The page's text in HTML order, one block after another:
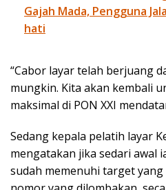
Gajah Mada, Pengguna
hati
“Cabor layar telah berjuang
mungkin. Kita akan kembali
maksimal di PON XXI
Sedang kepala pelatih layar
mengatakan jika sedari awal
sudah memenuhi target